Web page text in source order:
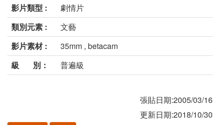
影片類型 :
劇情片
類別元素 :
文藝
影片素材 :
35mm , betacam
級 別：
普遍級
張貼日期:2005/03/16
更新日期:2018/10/30